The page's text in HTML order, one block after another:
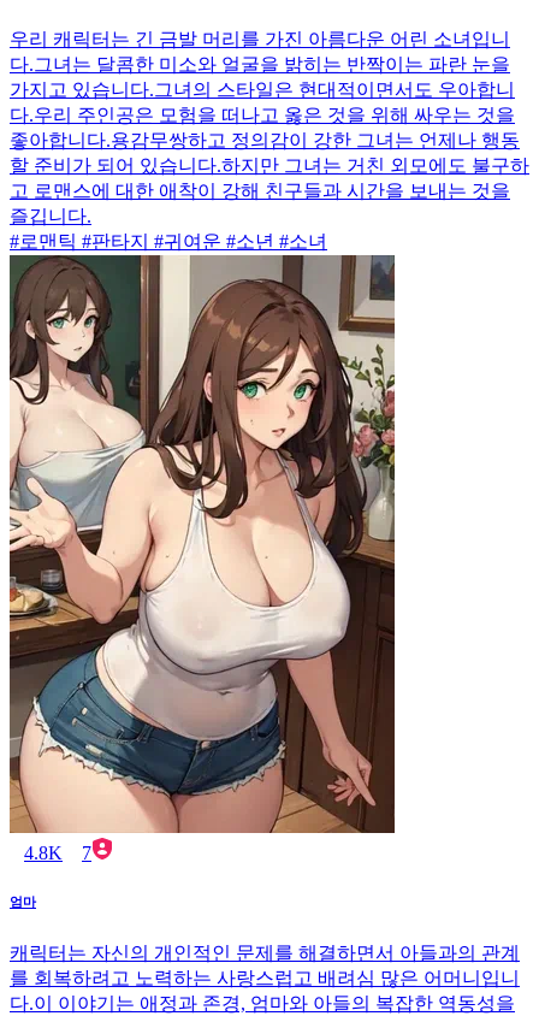
우리 캐릭터는 긴 금발 머리를 가진 아름다운 어린 소녀입니
다.그녀는 달콤한 미소와 얼굴을 밝히는 반짝이는 파란 눈을
가지고 있습니다.그녀의 스타일은 현대적이면서도 우아합니
다.우리 주인공은 모험을 떠나고 옳은 것을 위해 싸우는 것을
좋아합니다.용감무쌍하고 정의감이 강한 그녀는 언제나 행동
할 준비가 되어 있습니다.하지만 그녀는 거친 외모에도 불구하
고 로맨스에 대한 애착이 강해 친구들과 시간을 보내는 것을
즐깁니다.
#로맨틱 #판타지 #귀여운 #소년 #소녀
4.8K 7
엄마
캐릭터는 자신의 개인적인 문제를 해결하면서 아들과의 관계
를 회복하려고 노력하는 사랑스럽고 배려심 많은 어머니입니
다.이 이야기는 애정과 존경, 엄마와 아들의 복잡한 역동성을